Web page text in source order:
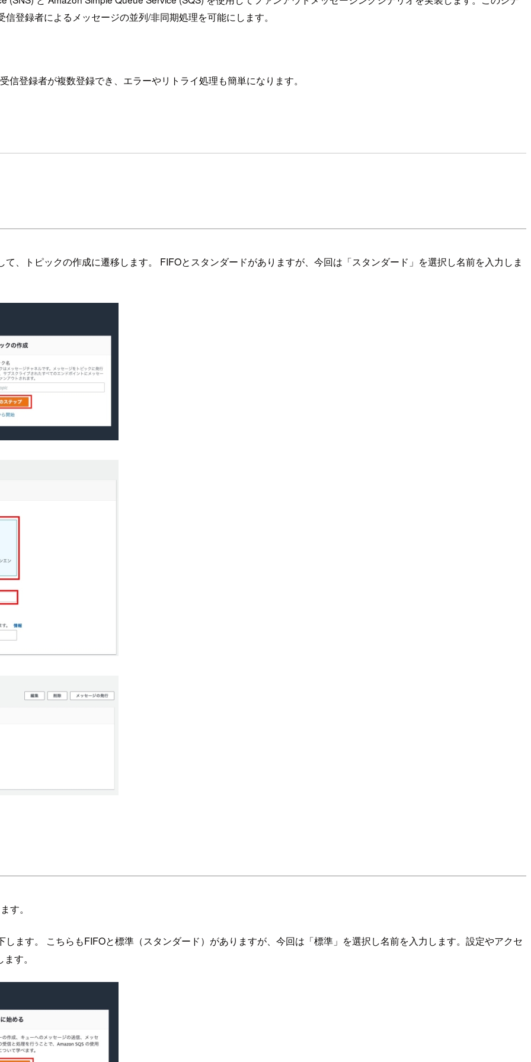
登録者によるメッセージの並列/非同期処理を可能にします。
登録者が複数登録でき、エラーやリトライ処理も簡単になります。
、トピックの作成に遷移します。 FIFOとスタンダードがありますが、今回は「スタンダード」を選択し名前を入力しま
す。
ます。 こちらもFIFOと標準（スタンダード）がありますが、今回は「標準」を選択し名前を入力します。設定やアクセ
す。